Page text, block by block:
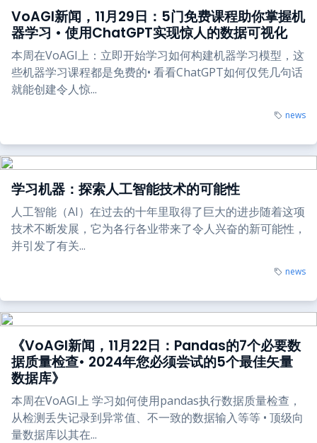
VoAGI新闻，11月29日：5门免费课程助你掌握机
器学习 • 使用ChatGPT实现惊人的数据可视化
本周在VoAGI上：立即开始学习如何构建机器学习模型，这
些机器学习课程都是免费的• 看看ChatGPT如何仅凭几句话
就能创建令人惊...
news
学习机器：探索人工智能技术的可能性
人工智能（AI）在过去的十年里取得了巨大的进步随着这项
技术不断发展，它为各行各业带来了令人兴奋的新可能性，
并引发了有关...
news
《VoAGI新闻，11月22日：Pandas的7个必要数
据质量检查• 2024年您必须尝试的5个最佳矢量
数据库》
本周在VoAGI上 学习如何使用pandas执行数据质量检查，
从检测丢失记录到异常值、不一致的数据输入等等 • 顶级向
量数据库以其在...